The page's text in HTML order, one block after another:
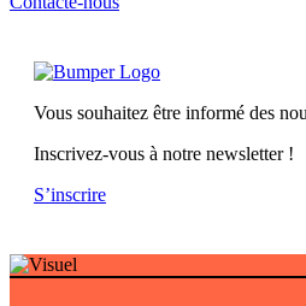
Vous souhaitez être informé des
Inscrivez-vous à notre newsletter !
S’inscrire